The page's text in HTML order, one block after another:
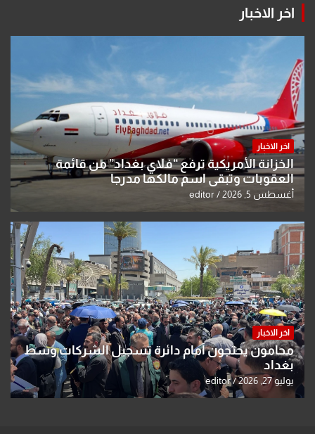
اخر الاخبار
اخر الاخبار
الخزانة الأمريكية ترفع “فلاي بغداد” من قائمة
العقوبات وتبقي اسم مالكها مدرجا
أغسطس 5, 2026 editor
اخر الاخبار
محامون يحتجون أمام دائرة تسجيل الشركات وسط
بغداد
يوليو 27, 2026 editor